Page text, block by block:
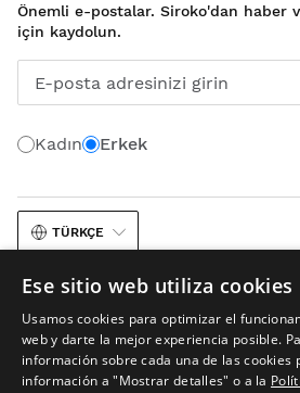
Önemli e-postalar. Siroko'dan haber
için kaydolun.
E-posta adresinizi girin
Kadın Erkek
TÜRKÇE
Yasal Uyarı Çerezler Şartlar ve koşullar
Ese sitio web utiliza cookies
Usamos cookies para optimizar el
web y darte la mejor experiencia posible.
información sobre cada una de las cookies
información a "Mostrar detalles" o a la